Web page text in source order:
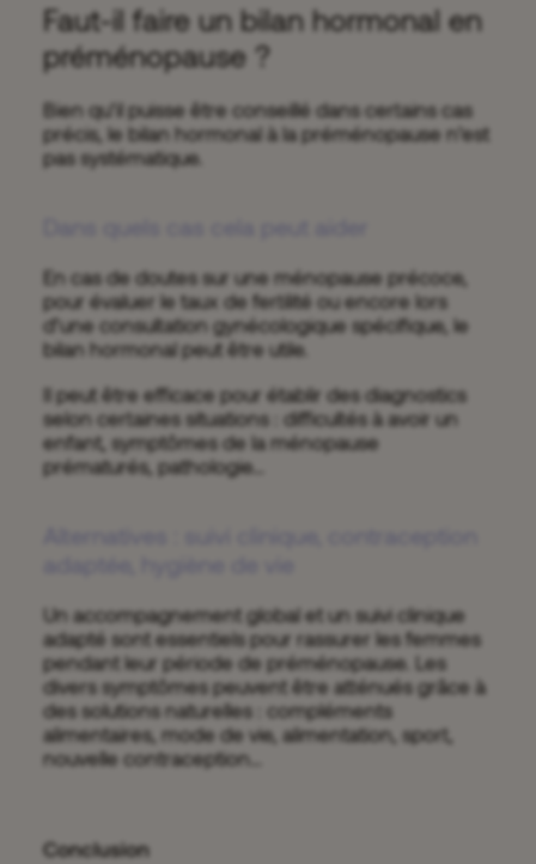
Faut-il faire un bilan hormonal en
préménopause ?
Bien qu’il puisse être conseillé dans certains cas
précis, le bilan hormonal à la préménopause n’est
pas systématique.
En cas de doutes sur une ménopause précoce,
pour évaluer le taux de fertilité ou encore lors
d’une consultation gynécologique spécifique, le
bilan hormonal peut être utile.
Il peut être efficace pour établir des diagnostics
selon certaines situations : difficultés à avoir un
enfant, symptômes de la ménopause
prématurés, pathologie…
Un accompagnement global et un suivi clinique
adapté sont essentiels pour rassurer les femmes
pendant leur période de préménopause. Les
divers symptômes peuvent être atténués grâce à
des solutions naturelles : compléments
alimentaires, mode de vie, alimentation, sport,
nouvelle contraception…
Conclusion